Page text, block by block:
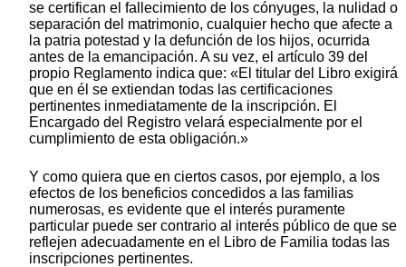
se certifican el fallecimiento de los cónyuges, la nulidad o
separación del matrimonio, cualquier hecho que afecte a
la patria potestad y la defunción de los hijos, ocurrida
antes de la emancipación. A su vez, el artículo 39 del
propio Reglamento indica que: «El titular del Libro exigirá
que en él se extiendan todas las certificaciones
pertinentes inmediatamente de la inscripción. El
Encargado del Registro velará especialmente por el
cumplimiento de esta obligación.»
Y como quiera que en ciertos casos, por ejemplo, a los
efectos de los beneficios concedidos a las familias
numerosas, es evidente que el interés puramente
particular puede ser contrario al interés público de que se
reflejen adecuadamente en el Libro de Familia todas las
inscripciones pertinentes.